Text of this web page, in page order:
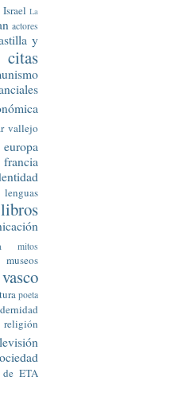
Israel La
actores
y
citas
vallejo
europa
francia
lenguas
libros
mitos
museos
poeta
religión
ETA